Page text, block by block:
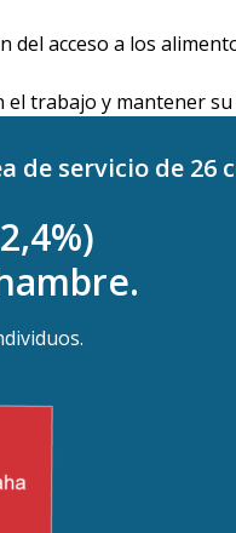
del acceso a los
el trabajo y mantener
de servicio de 26